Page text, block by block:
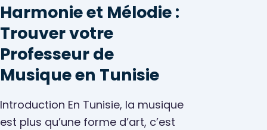
Harmonie et Mélodie :
Trouver votre
Professeur de
Musique en Tunisie
Introduction En Tunisie, la musique
est plus qu’une forme d’art, c’est